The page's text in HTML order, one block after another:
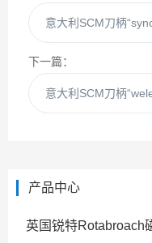
意大利SCM刀柄
下一篇：
意大利SCM刀柄
产品中心
英国锐特Rotabroach